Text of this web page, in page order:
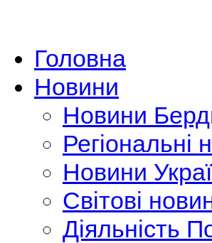
Головна
Новини
Новини
Регіональні
Новини
Світові
Діяльність